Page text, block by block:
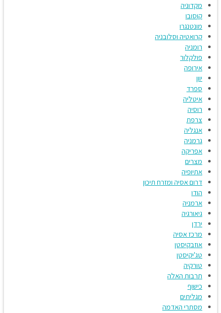
מקדוניה
קוסובו
מונטנגרו
קרואטיה וסלובניה
רומניה
פולקלור
אירופה
יוון
ספרד
איטליה
רוסיה
צרפת
אנגליה
גרמניה
אפריקה
מצרים
אתיופיה
דרום אסיה ומזרח תיכון
הודו
ארמניה
גיאורגיה
ירדן
מרכז אסיה
אוזבקיסטן
טג'יקיסטן
טורקיה
תרבות האלה
כישוף
מגליתים
מסתרי האדמה